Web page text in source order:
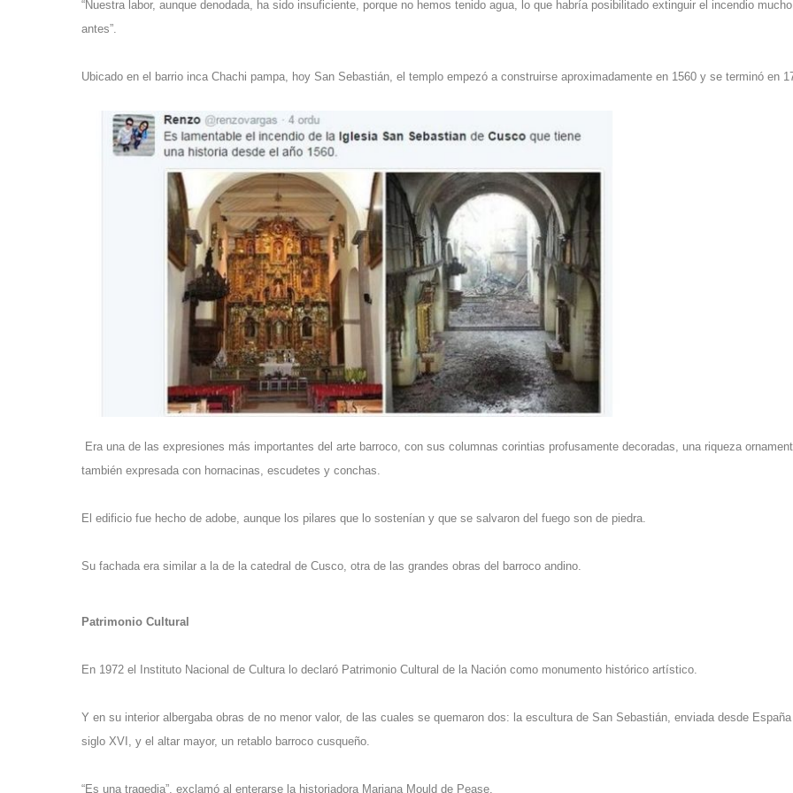
“Nuestra labor, aunque denodada, ha sido insuficiente, porque no hemos tenido agua, lo que habría posibilitado extinguir el incendio mucho
antes”.
Ubicado en el barrio inca Chachi pampa, hoy San Sebastián, el templo empezó a construirse aproximadamente en 1560 y se terminó en
Era una de las expresiones más importantes del arte barroco, con sus columnas corintias profusamente decoradas, una riqueza
también expresada con hornacinas, escudetes y conchas.
El edificio fue hecho de adobe, aunque los pilares que lo sostenían y que se salvaron del fuego son de piedra.
Su fachada era similar a la de la catedral de Cusco, otra de las grandes obras del barroco andino.
Patrimonio Cultural
En 1972 el Instituto Nacional de Cultura lo declaró Patrimonio Cultural de la Nación como monumento histórico artístico.
Y en su interior albergaba obras de no menor valor, de las cuales se quemaron dos: la escultura de San Sebastián, enviada desde
siglo XVI, y el altar mayor, un retablo barroco cusqueño.
“Es una tragedia”, exclamó al enterarse la historiadora Mariana Mould de Pease.